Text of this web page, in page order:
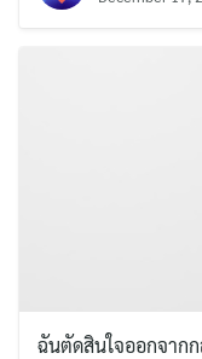
ฉันตัดสินใจออกจาก